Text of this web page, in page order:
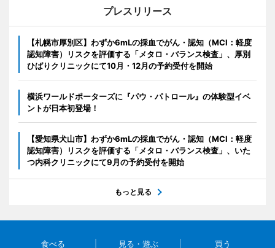
プレスリリース
【札幌市厚別区】わずか6mLの採血でがん・認知（MCI：軽度
認知障害）リスクを評価する「メタロ・バランス検査」、厚別
ひばりクリニックにて10月・12月の予約受付を開始
横浜ワールドポーターズに『パウ・パトロール』の体験型イベ
ントが日本初登場！
【愛知県犬山市】わずか6mLの採血でがん・認知（MCI：軽度
認知障害）リスクを評価する「メタロ・バランス検査」、いた
つ内科クリニックにて9月の予約受付を開始
もっと見る
食べる 見る・遊ぶ 買う